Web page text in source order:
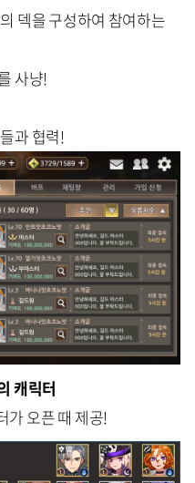
덱을 구성하여 참여하는
사냥!
과 협력!
캐릭터
가 오픈 때 제공!